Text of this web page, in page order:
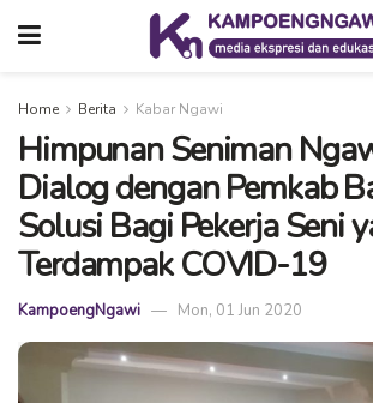
Home Berita Kabar Ngawi
Himpunan Seniman
Dialog dengan Pemkab
Solusi Bagi Pekerja Seni
Terdampak COVID-19
KampoengNgawi Mon, 01 Jun 2020